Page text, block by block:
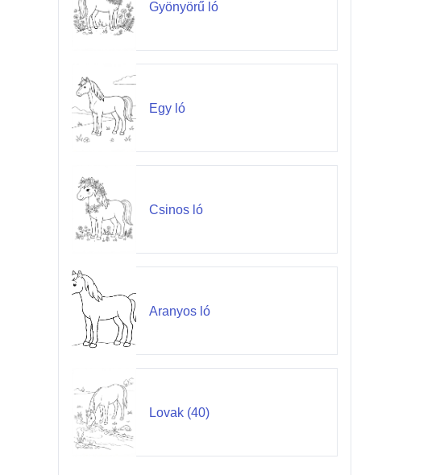
Gyönyörű ló
Egy ló
Csinos ló
Aranyos ló
Lovak (40)